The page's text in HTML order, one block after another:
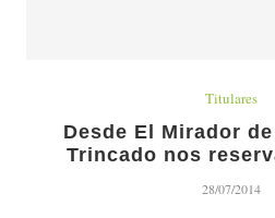
Titulares
Desde El Mirador
Trincado nos
28/07/2014